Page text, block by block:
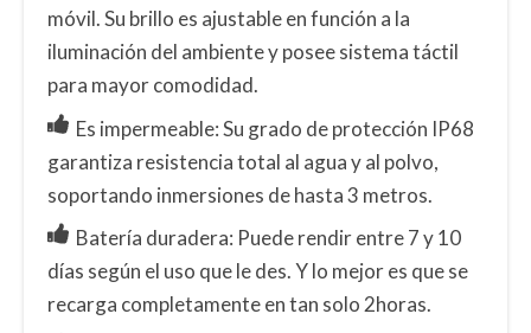
móvil. Su brillo es ajustable en función a la
iluminación del ambiente y posee sistema táctil
para mayor comodidad.
Es impermeable: Su grado de protección IP68
garantiza resistencia total al agua y al polvo,
soportando inmersiones de hasta 3 metros.
Batería duradera: Puede rendir entre 7 y 10
días según el uso que le des. Y lo mejor es que se
recarga completamente en tan solo 2horas.